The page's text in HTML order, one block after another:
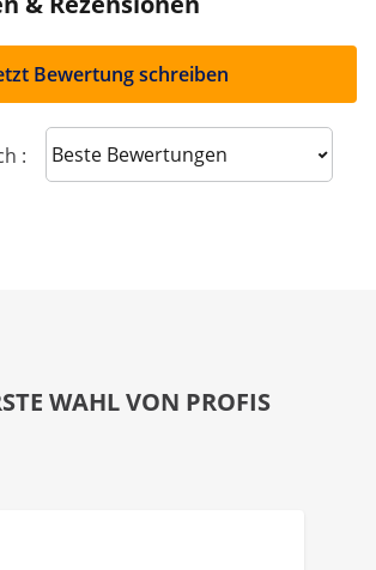
Bewertung schreiben
: Sort reviews
WAHL VON PROFIS